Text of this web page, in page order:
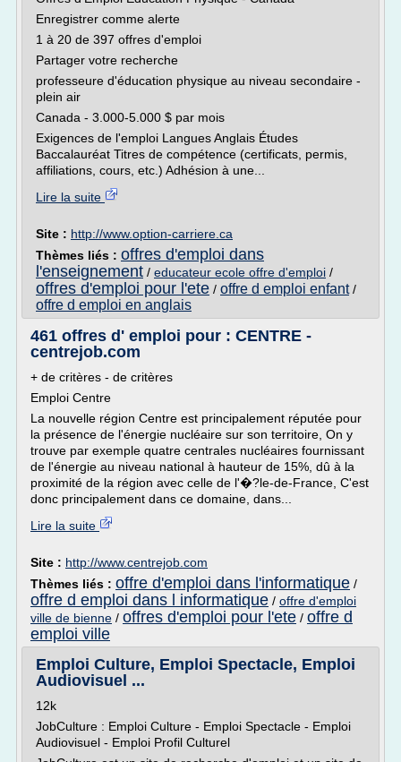
Enregistrer comme alerte
1 à 20 de 397 offres d'emploi
Partager votre recherche
professeure d'éducation physique au niveau secondaire -
plein air
Canada - 3.000-5.000 $ par mois
Exigences de l'emploi Langues Anglais Études
Baccalauréat Titres de compétence (certificats, permis,
affiliations, cours, etc.) Adhésion à une...
Lire la suite
Site : http://www.option-carriere.ca
Thèmes liés : offres d'emploi dans
l'enseignement / educateur ecole offre d'emploi /
offres d'emploi pour l'ete / offre d emploi enfant/
offre d emploi en anglais
461 offres d' emploi pour : CENTRE -
centrejob.com
+ de critères - de critères
Emploi Centre
La nouvelle région Centre est principalement réputée pour
la présence de l'énergie nucléaire sur son territoire, On y
trouve par exemple quatre centrales nucléaires fournissant
de l'énergie au niveau national à hauteur de 15%, dû à la
proximité de la région avec celle de l'�?le-de-France, C'est
donc principalement dans ce domaine, dans...
Lire la suite
Site : http://www.centrejob.com
Thèmes liés : offre d'emploi dans l'informatique /
offre d emploi dans l informatique / offre d'emploi
ville de bienne / offres d'emploi pour l'ete / offre d
emploi ville
Emploi Culture, Emploi Spectacle, Emploi
Audiovisuel ...
12k
JobCulture : Emploi Culture - Emploi Spectacle - Emploi
Audiovisuel - Emploi Profil Culturel